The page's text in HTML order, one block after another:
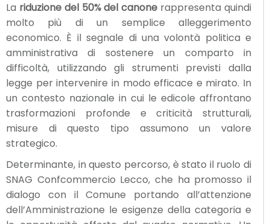
La riduzione del 50% del canone rappresenta quindi
molto più di un semplice alleggerimento
economico. È il segnale di una volontà politica e
amministrativa di sostenere un comparto in
difficoltà, utilizzando gli strumenti previsti dalla
legge per intervenire in modo efficace e mirato. In
un contesto nazionale in cui le edicole affrontano
trasformazioni profonde e criticità strutturali,
misure di questo tipo assumono un valore
strategico.
Determinante, in questo percorso, è stato il ruolo di
SNAG Confcommercio Lecco, che ha promosso il
dialogo con il Comune portando all’attenzione
dell’Amministrazione le esigenze della categoria e